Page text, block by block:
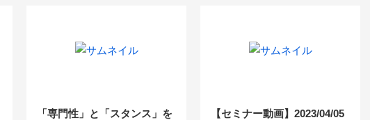
「専門性」と「スタンス」を
【セミナー動画】2023/04/05